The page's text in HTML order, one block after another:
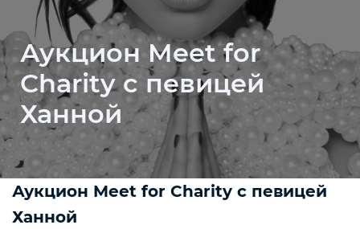
Аукцион Meet for
Charity с певицей
Ханной
Аукцион Meet for Charity с певицей
Ханной